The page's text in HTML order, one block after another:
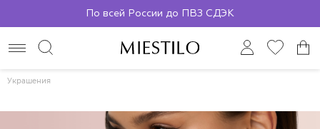
По всей России до ПВЗ СДЭК
Украшения